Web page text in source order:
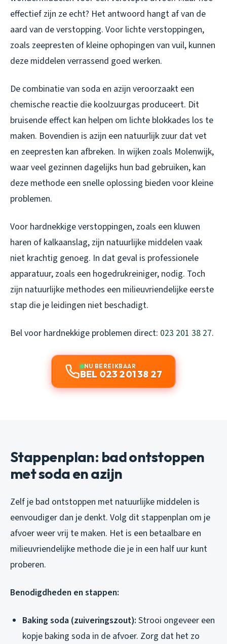
effectief zijn ze echt? Het antwoord hangt af van de
aard van de verstopping. Voor lichte verstoppingen,
zoals zeepresten of kleine ophopingen van vuil, kunnen
deze middelen verrassend goed werken.
De combinatie van soda en azijn veroorzaakt een
chemische reactie die koolzuurgas produceert. Dit
bruisende effect kan helpen om lichte blokkades los te
maken. Bovendien is azijn een natuurlijk zuur dat vet
en zeepresten kan afbreken. In wijken zoals Molenwijk,
waar veel gezinnen dagelijks hun bad gebruiken, kan
deze methode een snelle oplossing bieden voor kleine
problemen.
Voor hardnekkige verstoppingen, zoals een kluwen
haren of kalkaanslag, zijn natuurlijke middelen vaak
niet krachtig genoeg. In dat geval is professionele
apparatuur, zoals een hogedrukreiniger, nodig. Toch
zijn natuurlijke methodes een milieuvriendelijke eerste
stap die je leidingen niet beschadigt.
Bel voor hardnekkige problemen direct: 023 201 38 27.
NU BEREIKBAAR
BEL 023 201 38 27
Stappenplan: bad ontstoppen
met soda en azijn
Zelf je bad ontstoppen met natuurlijke middelen is
eenvoudiger dan je denkt. Volg dit stappenplan om je
afvoer weer vrij te maken. Het is een betaalbare en
milieuvriendelijke methode die je in een half uur kunt
proberen.
Benodigdheden en stappen:
Baking soda (zuiveringszout): Strooi ongeveer een
kopje baking soda in de afvoer. Zorg dat het zo